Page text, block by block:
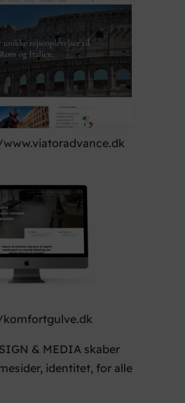
& MEDIA skaber
identitet, for alle